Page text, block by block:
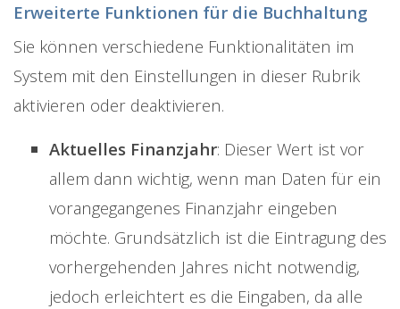
Erweiterte Funktionen für die Buchhaltung
Sie können verschiedene Funktionalitäten im
System mit den Einstellungen in dieser Rubrik
aktivieren oder deaktivieren.
Aktuelles Finanzjahr: Dieser Wert ist vor
allem dann wichtig, wenn man Daten für ein
vorangegangenes Finanzjahr eingeben
möchte. Grundsätzlich ist die Eintragung des
vorhergehenden Jahres nicht notwendig,
jedoch erleichtert es die Eingaben, da alle